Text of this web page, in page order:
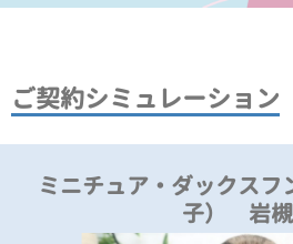
ご契約シミュレーション
ミニチュア・ダックスフ
子） 岩